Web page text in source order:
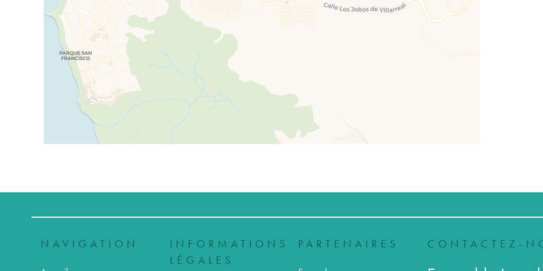
NAVIGATION
INFORMATIONS
LÉGALES
PARTENAIRES CONTACTEZ-